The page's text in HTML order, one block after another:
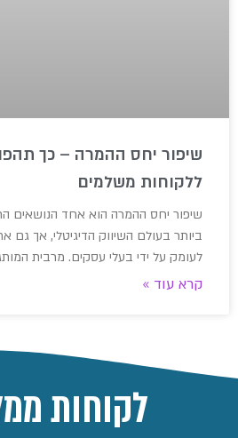
שיפור יחס ההמרה – כך
ללקוחות משלמים
שיפור יחס ההמרה הוא אחד הנושאים
ביותר בעולם השיווק הדיגיטלי, אך גם
לעומק על ידי בעלי עסקים. מרבית
קרא עוד »
לקוחות